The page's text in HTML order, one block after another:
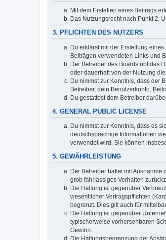
Mit dem Erstellen eines Beitrags
Das Nutzungsrecht nach Punkt 2,
3. PFLICHTEN DES NUTZERS
Du erklärst mit der Erstellung
Beiträgen verwendeten Links und
Der Betreiber des Boards übt das
oder dauerhaft von der Nutzung
Du nimmst zur Kenntnis, dass der
Betreiber, dein Benutzerkonto,
Du gestattest dem Betreiber
4. GENERAL PUBLIC LICENSE
Du nimmst zur Kenntnis, dass es
deutschsprachige Informationen
verwendet wird. Sie können
5. GEWÄHRLEISTUNG
Der Betreiber haftet mit
grob fahrlässiges Verhalten
Die Haftung ist gegenüber
wesentlicher Vertragspflichten
begrenzt. Dies gilt auch für
Die Haftung ist gegenüber
typischerweise vorhersehbaren
Gewinn.
Die Haftungsbegrenzung der